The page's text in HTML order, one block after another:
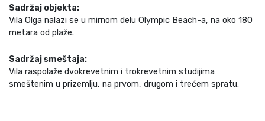
Sadržaj objekta:
Vila Olga nalazi se u mirnom delu Olympic Beach-a, na oko 180
metara od plaže.
Sadržaj smeštaja:
Vila raspolaže dvokrevetnim i trokrevetnim studijima
smeštenim u prizemlju, na prvom, drugom i trećem spratu.